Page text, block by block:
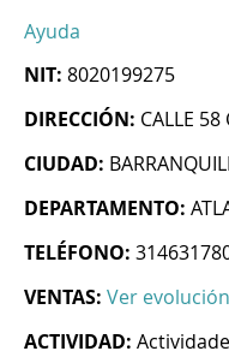
Ayuda
NIT: 8020199275
DIRECCIÓN: CALLE 58
CIUDAD:
DEPARTAMENTO:
TELÉFONO:
VENTAS: Ver
ACTIVIDAD: